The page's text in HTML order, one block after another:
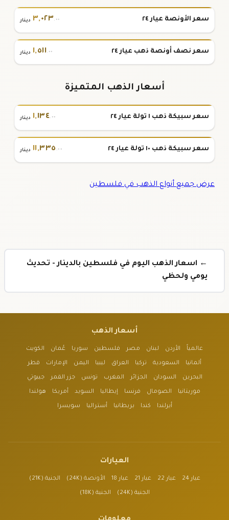
سعر الأونصة عيار ٢٤ ٣,٠٢٣.٠٠ دينار
سعر نصف أونصة ذهب عيار ٢٤ ١,٥١١.٠٠ دينار
أسعار الذهب المتميزة
سعر سبيكة ذهب ١ تولة عيار ٢٤ ١,١٣٤.٠٠ دينار
سعر سبيكة ذهب ١٠ تولة عيار ٢٤ ١١,٣٣٥ .٠٠ دينار
عرض جميع أنواع الذهب في فلسطين
← اسعار الذهب اليوم في فلسطين بالدينار - تحديث
يومي ولحظي
أسعار الذهب
عالمياً الأردن لبنان مصر فلسطين سوريا عُمان الكويت
ألمانيا السعودية تركيا العراق ليبيا اليمن الإمارات قطر
البحرين السودان الجزائر المغرب تونس جزر القمر جيبوتي
موريتانيا الصومال فرنسا إيطاليا السويد أمريكا هولندا
أيرلندا كندا بريطانيا أستراليا سويسرا
العيارات
عيار 24 عيار 22 عيار 21 عيار 18 الأونصة (24K) الجنية (21K)
الجنية (24K) الجنية (18K)